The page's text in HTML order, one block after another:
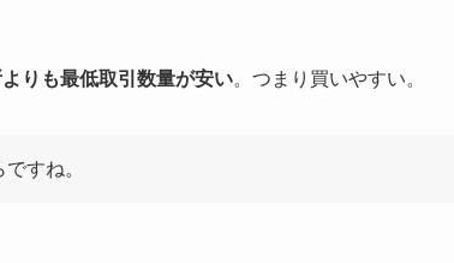
りも最低取引数量が安い。つまり買いやすい。
すね。